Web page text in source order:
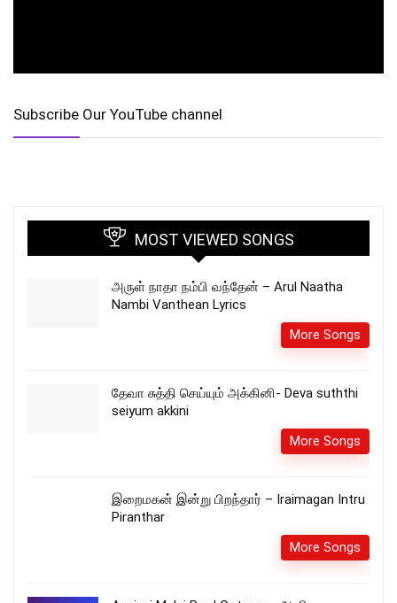
Subscribe Our YouTube channel
MOST VIEWED SONGS
அருள் நாதா நம்பி வந்தேன் – Arul Naatha
Nambi Vanthean Lyrics
More Songs
தேவா சுத்தி செய்யும் அக்கினி- Deva suththi
seiyum akkini
More Songs
இறைமகன் இன்று பிறந்தார் – Iraimagan Intru
Piranthar
More Songs